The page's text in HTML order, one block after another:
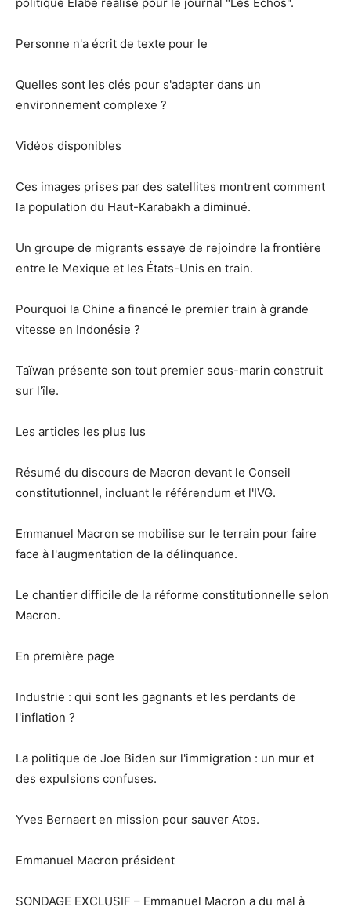
Personne n'a écrit de texte pour le
Quelles sont les clés pour s'adapter dans un
environnement complexe ?
Vidéos disponibles
Ces images prises par des satellites montrent comment
la population du Haut-Karabakh a diminué.
Un groupe de migrants essaye de rejoindre la frontière
entre le Mexique et les États-Unis en train.
Pourquoi la Chine a financé le premier train à grande
vitesse en Indonésie ?
Taïwan présente son tout premier sous-marin construit
sur l'île.
Les articles les plus lus
Résumé du discours de Macron devant le Conseil
constitutionnel, incluant le référendum et l'IVG.
Emmanuel Macron se mobilise sur le terrain pour faire
face à l'augmentation de la délinquance.
Le chantier difficile de la réforme constitutionnelle selon
Macron.
En première page
Industrie : qui sont les gagnants et les perdants de
l'inflation ?
La politique de Joe Biden sur l'immigration : un mur et
des expulsions confuses.
Yves Bernaert en mission pour sauver Atos.
Emmanuel Macron président
SONDAGE EXCLUSIF – Emmanuel Macron a du mal à